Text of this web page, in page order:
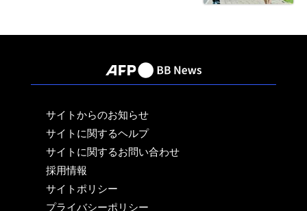
サイトからのお知らせ
サイトに関するヘルプ
サイトに関するお問い合わせ
採用情報
サイトポリシー
プライバシーポリシー